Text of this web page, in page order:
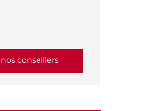
conseillers